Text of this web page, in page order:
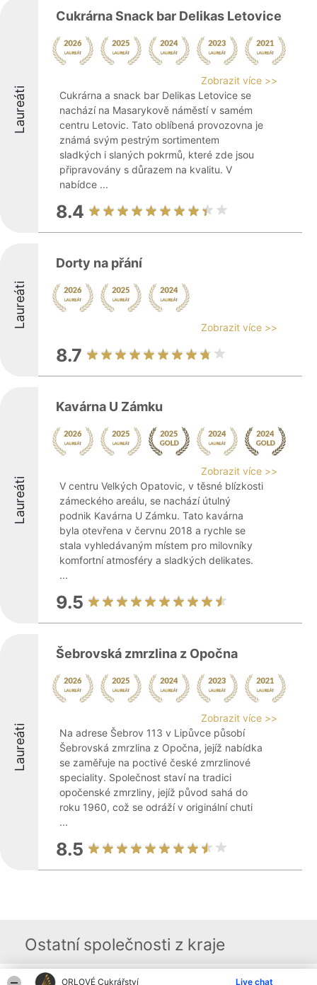
ORLOVÉ Cukrářství Live chat
Laureáti
Cukrárna Snack bar Delikas Letovice
Zobrazit více >>
Cukrárna a snack bar Delikas Letovice se
nachází na Masarykově náměstí v samém
centru Letovic. Tato oblíbená provozovna je
známá svým pestrým sortimentem
sladkých i slaných pokrmů, které zde jsou
připravovány s důrazem na kvalitu. V
nabídce ...
8.4
Laureáti
Dorty na přání
Zobrazit více >>
8.7
Laureáti
Kavárna U Zámku
Zobrazit více >>
V centru Velkých Opatovic, v těsné blízkosti
zámeckého areálu, se nachází útulný
podnik Kavárna U Zámku. Tato kavárna
byla otevřena v červnu 2018 a rychle se
stala vyhledávaným místem pro milovníky
komfortní atmosféry a sladkých delikates.
...
9.5
Laureáti
Šebrovská zmrzlina z Opočna
Zobrazit více >>
Na adrese Šebrov 113 v Lipůvce působí
Šebrovská zmrzlina z Opočna, jejíž nabídka
se zaměřuje na poctivé české zmrzlinové
speciality. Společnost staví na tradici
opočenské zmrzliny, jejíž původ sahá do
roku 1960, což se odráží v originální chuti
...
8.5
Ostatní společnosti z kraje